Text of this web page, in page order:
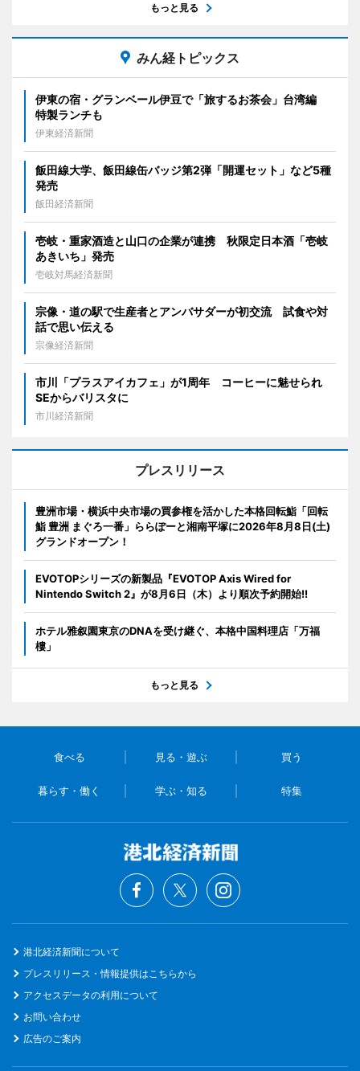
もっと見る
みん経トピックス
伊東の宿・グランベール伊豆で「旅するお茶会」台湾編
特製ランチも
伊東経済新聞
飯田線大学、飯田線缶バッジ第2弾「開運セット」など5種
発売
飯田経済新聞
壱岐・重家酒造と山口の企業が連携 秋限定日本酒「壱岐
あきいち」発売
壱岐対馬経済新聞
宗像・道の駅で生産者とアンバサダーが初交流 試食や対
話で思い伝える
宗像経済新聞
市川「プラスアイカフェ」が1周年 コーヒーに魅せられ
SEからバリスタに
市川経済新聞
プレスリリース
豊洲市場・横浜中央市場の買参権を活かした本格回転鮨「回転
鮨 豊洲 まぐろ一番」ららぽーと湘南平塚に2026年8月8日(土)
グランドオープン！
EVOTOPシリーズの新製品『EVOTOP Axis Wired for
Nintendo Switch 2』が8月6日（木）より順次予約開始!!
ホテル雅叙園東京のDNAを受け継ぐ、本格中国料理店「万福
樓」
もっと見る
食べる 見る・遊ぶ 買う
暮らす・働く 学ぶ・知る 特集
港北経済新聞について
プレスリリース・情報提供はこちらから
アクセスデータの利用について
お問い合わせ
広告のご案内